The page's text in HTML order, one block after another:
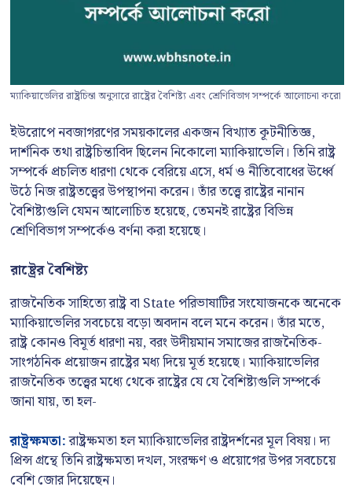
ম্যাকিয়াভেলির রাষ্ট্রচিন্তা অনুসারে রাষ্ট্রের বৈশিষ্ট্য এবং শ্রেণিবিভাগ সম্পর্কে আলোচনা করো
ইউরোপে নবজাগরণের সময়কালের একজন বিখ্যাত কূটনীতিজ্ঞ,
দার্শনিক তথা রাষ্ট্রচিন্তাবিদ ছিলেন নিকোলো ম্যাকিয়াভেলি। তিনি রাষ্ট্র
সম্পর্কে প্রচলিত ধারণা থেকে বেরিয়ে এসে, ধর্ম ও নীতিবোধের ঊর্ধ্বে
উঠে নিজ রাষ্ট্রতত্ত্বের উপস্থাপনা করেন। তাঁর তত্ত্বে রাষ্ট্রের নানান
বৈশিষ্ট্যগুলি যেমন আলোচিত হয়েছে, তেমনই রাষ্ট্রের বিভিন্ন
শ্রেণিবিভাগ সম্পর্কেও বর্ণনা করা হয়েছে।
রাষ্ট্রের বৈশিষ্ট্য
রাজনৈতিক সাহিত্যে রাষ্ট্র বা State পরিভাষাটির সংযোজনকে অনেকে
ম্যাকিয়াভেলির সবচেয়ে বড়ো অবদান বলে মনে করেন। তাঁর মতে,
রাষ্ট্র কোনও বিমূর্ত ধারণা নয়, বরং উদীয়মান সমাজের রাজনৈতিক-
সাংগঠনিক প্রয়োজন রাষ্ট্রের মধ্য দিয়ে মূর্ত হয়েছে। ম্যাকিয়াভেলির
রাজনৈতিক তত্ত্বের মধ্যে থেকে রাষ্ট্রের যে যে বৈশিষ্ট্যগুলি সম্পর্কে
জানা যায়, তা হল-
রাষ্ট্রক্ষমতা:রাষ্ট্রক্ষমতা হল ম্যাকিয়াভেলির রাষ্ট্রদর্শনের মূল বিষয়। দ্য
প্রিন্স গ্রন্থে তিনি রাষ্ট্রক্ষমতা দখল, সংরক্ষণ ও প্রয়োগের উপর সবচেয়ে
বেশি জোর দিয়েছেন।